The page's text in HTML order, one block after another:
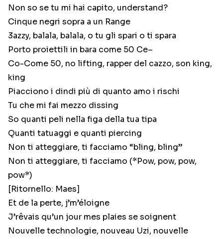
Non so se tu mi hai capito, understand?
Cinque negri sopra a un Range
3azzy, balala, balala, o tu gli spari o ti spara
Porto proiettili in bara come 50 Ce–
Co-Come 50, no lifting, rapper del cazzo, son king,
king
Piacciono i dindi più di quanto amo i rischi
Tu che mi fai mezzo dissing
So quanti peli nella figa della tua tipa
Quanti tatuaggi e quanti piercing
Non ti atteggiare, ti facciamo “bling, bling”
Non ti atteggiare, ti facciamo (*Pow, pow, pow,
pow*)
[Ritornello: Maes]
Et de la perte, j’m’éloigne
J’rêvais qu’un jour mes plaies se soignent
Nouvelle technologie, nouveau Uzi, nouvelle